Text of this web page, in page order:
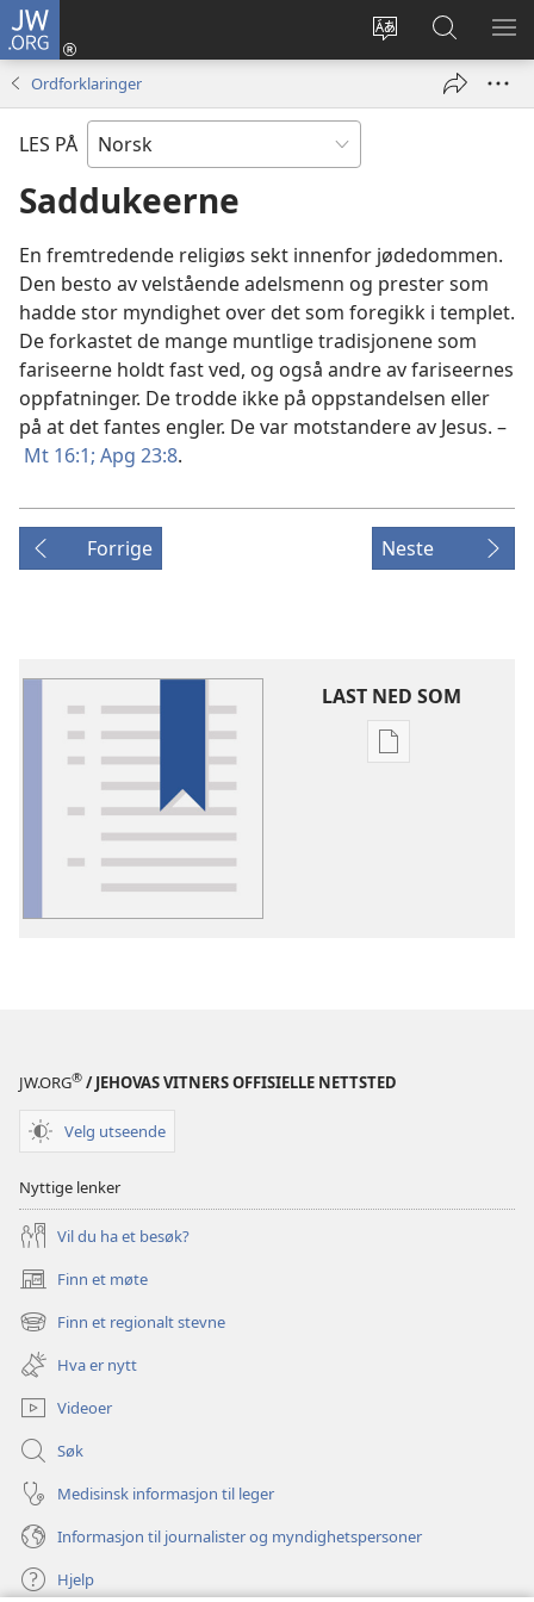
JW.ORG
Endre
Logg
inn
vindu)
Søk
på
JW.ORG
VIS
Ordforklaringer
LES PÅ
Saddukeerne
En fremtredende religiøs sekt innenfor jødedommen.
Den besto av velstående adelsmenn og prester som
hadde stor myndighet over det som foregikk i templet.
De forkastet de mange muntlige tradisjonene som
fariseerne holdt fast ved, og også andre av fariseernes
oppfatninger. De trodde ikke på oppstandelsen eller
på at det fantes engler. De var motstandere av Jesus. –
Mt 16:1; Apg 23:8.
Forrige Neste
LAST NED SOM
JW.ORG® / JEHOVAS VITNERS OFFISIELLE NETTSTED
Velg utseende
Nyttige lenker
Vil du ha et besøk?
Finn et møte
(åpner
nytt
vindu)
Finn et regionalt stevne
(åpner
nytt
vindu)
Hva er nytt
Videoer
Søk
Medisinsk informasjon til leger
Informasjon til journalister og myndighetspersoner
Hjelp